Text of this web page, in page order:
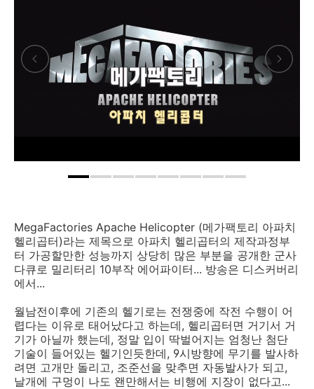
MegaFactories Apache Helicopter (메가팩토리 아파치
헬리곱터)라는 제목으로 아파치 헬리곱터의 제작과정부
터 가공할만한 성능까지 상당히 많은 부분을 공개한 군사
다큐로 밀리터리 10부작 에어파이터... 방송은 디스커버리
에서...
월남전이후에 기존의 헬기로는 전쟁중에 작전 수행이 어
렵다는 이유로 태어났다고 하는데, 헬리곱터면 거기서 거
기가 아닐까 했는데, 정말 입이 딱벌어지는 엄청난 첨단
기술이 들어있는 헬기인듯한데, 9시방향에 무기를 발사하
려면 고개만 돌리고, 조준선을 맞추면 자동발사가 되고,
날개에 구멍이 나도 왠만해서는 비행에 지장이 없다고...